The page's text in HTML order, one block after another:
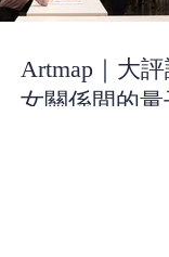
Artmap｜大評
女關係間的量